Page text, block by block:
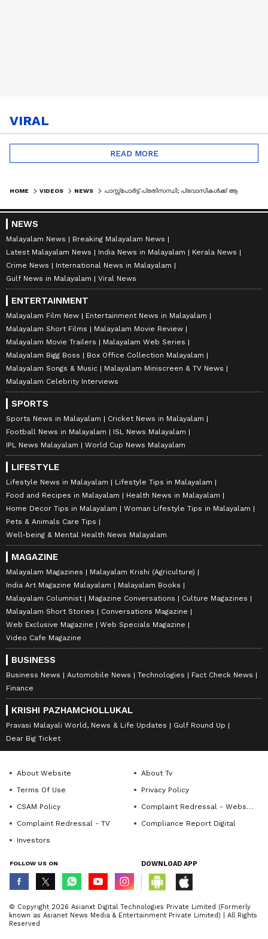
VIRAL
READ MORE
HOME VIDEOS NEWS പാസ്സ്പോർട്ട് പ്രതിസന്ധി; പ്രവാസികൾക്ക് ആശ്വാസ ഇടപെടലുമായി ഷാർജ ഇന്ത്യൻ അസോസിയേഷൻ
NEWS
Malayalam News
Breaking Malayalam News
Latest Malayalam News
India News in Malayalam
Kerala News
Crime News
International News in Malayalam
Gulf News in Malayalam
Viral News
ENTERTAINMENT
Malayalam Film New
Entertainment News in Malayalam
Malayalam Short Films
Malayalam Movie Review
Malayalam Movie Trailers
Malayalam Web Series
Malayalam Bigg Boss
Box Office Collection Malayalam
Malayalam Songs & Music
Malayalam Miniscreen & TV News
Malayalam Celebrity Interviews
SPORTS
Sports News in Malayalam
Cricket News in Malayalam
Football News in Malayalam
ISL News Malayalam
IPL News Malayalam
World Cup News Malayalam
LIFESTYLE
Lifestyle News in Malayalam
Lifestyle Tips in Malayalam
Food and Recipes in Malayalam
Health News in Malayalam
Home Decor Tips in Malayalam
Woman Lifestyle Tips in Malayalam
Pets & Animals Care Tips
Well-being & Mental Health News Malayalam
MAGAZINE
Malayalam Magazines
Malayalam Krishi (Agriculture)
India Art Magazine Malayalam
Malayalam Books
Malayalam Columnist
Magazine Conversations
Culture Magazines
Malayalam Short Stories
Conversations Magazine
Web Exclusive Magazine
Web Specials Magazine
Video Cafe Magazine
BUSINESS
Business News Automobile News Technologies
Fact Check News
Finance
KRISHI PAZHAMCHOLLUKAL
Pravasi Malayali World, News & Life Updates
Gulf Round Up
Dear Big Ticket
About Website
About Tv
Terms Of Use
Privacy Policy
CSAM Policy
Complaint Redressal - Website
Complaint Redressal - TV
Compliance Report Digital
Investors
FOLLOW US ON DOWNLOAD APP
© Copyright 2026 Asianxt Digital Technologies Private Limited (Formerly
known as Asianet News Media & Entertainment Private Limited) | All Rights
Reserved